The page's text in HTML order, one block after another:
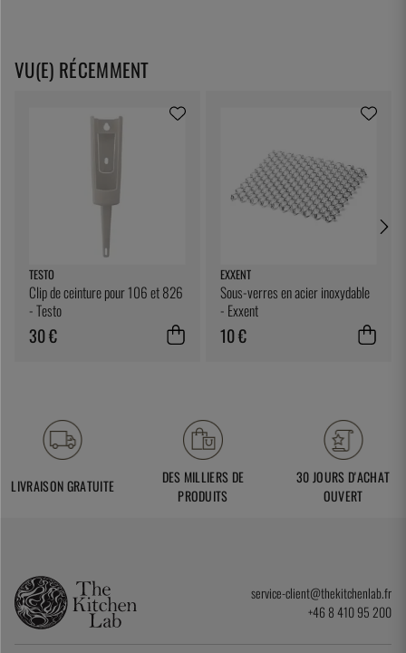
VU(E) RÉCEMMENT
TESTO
Clip de ceinture pour 106 et 826
- Testo
30 €
EXXENT
Sous-verres en acier inoxydable
- Exxent
10 €
LIVRAISON GRATUITE
DES MILLIERS DE
PRODUITS
30 JOURS D'ACHAT
OUVERT
service-client@thekitchenlab.fr
+46 8 410 95 200